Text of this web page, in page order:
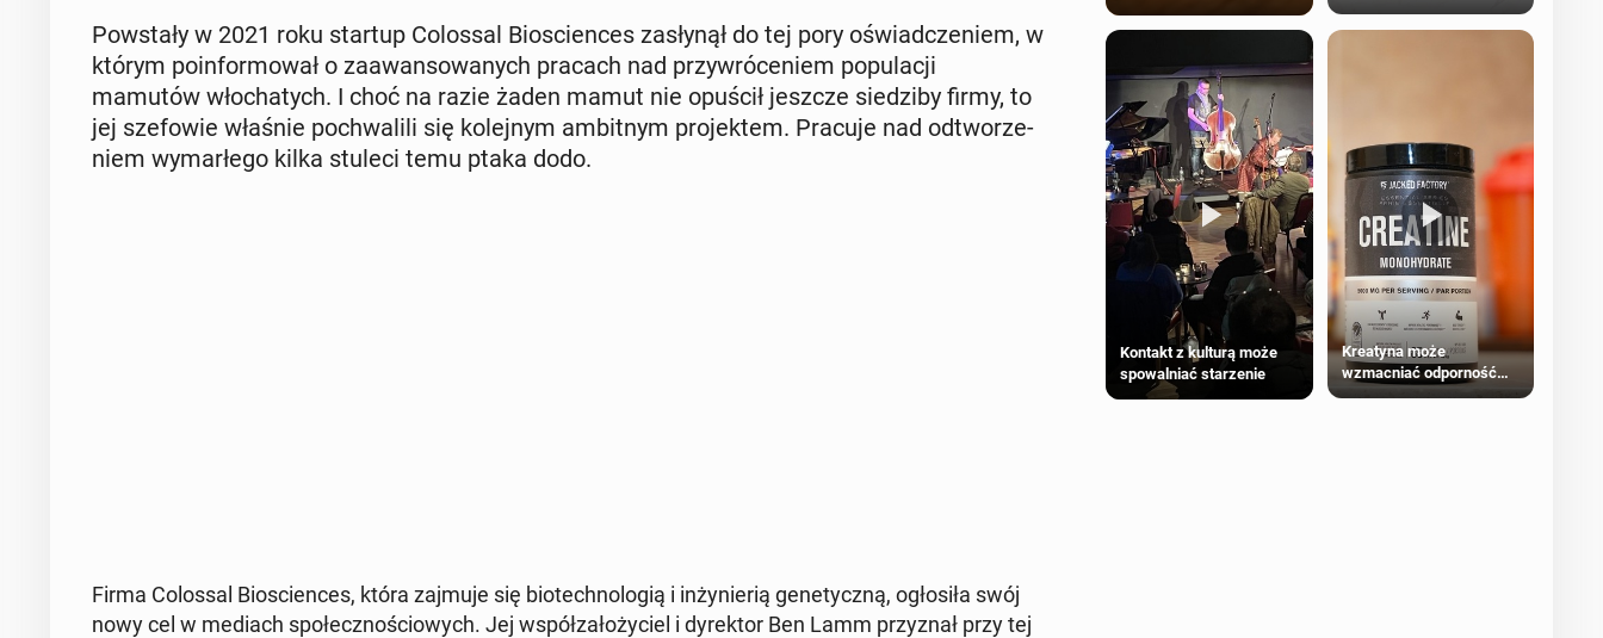
Po­wsta­ły w 2021 roku startup Co­los­sal Bio­scien­ces za­sły­nął do tej pory oświad­cze­niem, w
którym po­in­for­mo­wał o za­awan­so­wa­nych pracach nad przy­wró­ce­niem po­pu­la­cji
mamutów wło­cha­tych. I choć na razie żaden mamut nie opuścił jeszcze sie­dzi­by firmy, to
jej sze­fo­wie właśnie po­chwa­li­li się ko­lej­nym am­bit­nym pro­jek­tem. Pracuje nad od­two­rze­
niem wy­mar­łe­go kilka stuleci temu ptaka dodo.
Firma Co­los­sal Bio­scien­ces, która zajmuje się bio­tech­no­lo­gią i in­ży­nie­rią ge­ne­tycz­ną, ogło­si­ła swój
nowy cel w mediach spo­łecz­no­ścio­wych. Jej współ­za­ło­ży­ciel i dy­rek­tor Ben Lamm przy­znał przy tej
większości dorosłych
Kontakt z kulturą może
spowalniać starzenie
Kreatyna może
wzmacniać odporność
przeciw nowotworom